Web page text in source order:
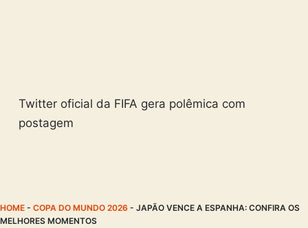
Twitter oficial da FIFA gera polêmica com
postagem
HOME - COPA DO MUNDO 2026 - JAPÃO VENCE A ESPANHA: CONFIRA OS
MELHORES MOMENTOS